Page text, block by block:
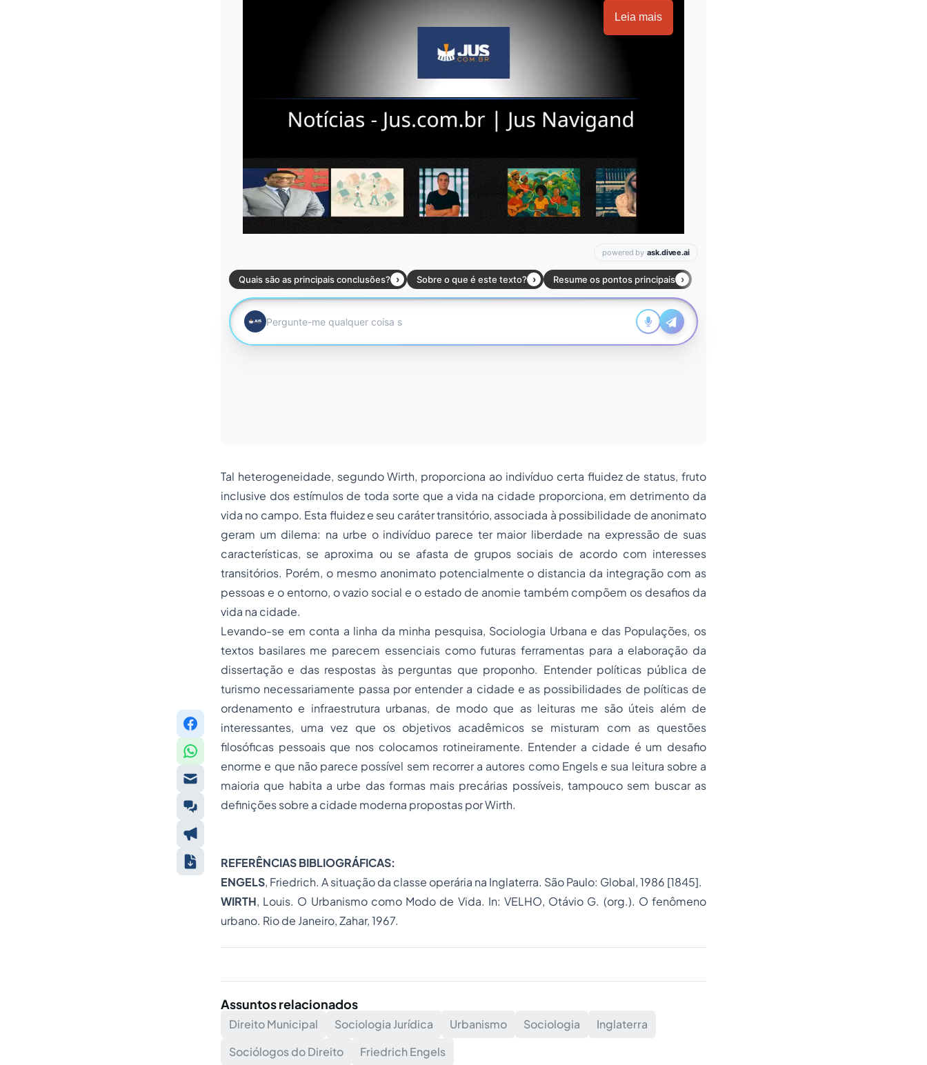
Leia mais
Tal heterogeneidade, segundo Wirth, proporciona ao indivíduo certa fluidez de status, fruto
inclusive dos estímulos de toda sorte que a vida na cidade proporciona, em detrimento da
vida no campo. Esta fluidez e seu caráter transitório, associada à possibilidade de anonimato
geram um dilema: na urbe o indivíduo parece ter maior liberdade na expressão de suas
características, se aproxima ou se afasta de grupos sociais de acordo com interesses
transitórios. Porém, o mesmo anonimato potencialmente o distancia da integração com as
pessoas e o entorno, o vazio social e o estado de anomie também compõem os desafios da
vida na cidade.
Levando-se em conta a linha da minha pesquisa, Sociologia Urbana e das Populações, os
textos basilares me parecem essenciais como futuras ferramentas para a elaboração da
dissertação e das respostas às perguntas que proponho. Entender políticas pública de
turismo necessariamente passa por entender a cidade e as possibilidades de políticas de
ordenamento e infraestrutura urbanas, de modo que as leituras me são úteis além de
interessantes, uma vez que os objetivos acadêmicos se misturam com as questões
filosóficas pessoais que nos colocamos rotineiramente. Entender a cidade é um desafio
enorme e que não parece possível sem recorrer a autores como Engels e sua leitura sobre a
maioria que habita a urbe das formas mais precárias possíveis, tampouco sem buscar as
definições sobre a cidade moderna propostas por Wirth.
REFERÊNCIAS BIBLIOGRÁFICAS:
ENGELS, Friedrich. A situação da classe operária na Inglaterra. São Paulo: Global, 1986 [1845].
WIRTH, Louis. O Urbanismo como Modo de Vida. In: VELHO, Otávio G. (org.). O fenômeno
urbano. Rio de Janeiro, Zahar, 1967.
Assuntos relacionados
Direito Municipal Sociologia Jurídica Urbanismo Sociologia
Inglaterra
Sociólogos do Direito
Friedrich Engels